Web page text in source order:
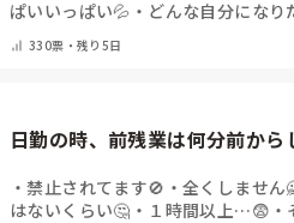
ぱいいっぱい💦 ・ どんな自分になり
330票・残り5日
日勤の時、前残業は何分前から
・禁止されてます🚫 ・ 全くしません
はないくらい🤔 ・ １時間以上…😨 ・